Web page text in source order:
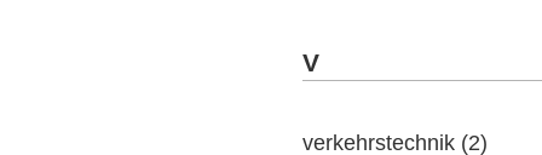
V
verkehrstechnik (2)